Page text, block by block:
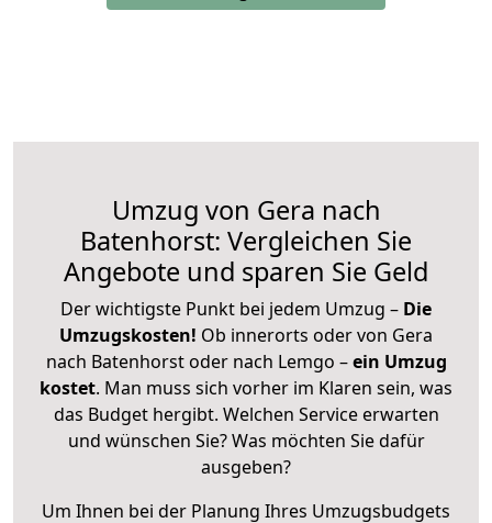
Umzug von Gera nach
Batenhorst: Vergleichen Sie
Angebote und sparen Sie Geld
Der wichtigste Punkt bei jedem Umzug – Die
Umzugskosten! Ob innerorts oder von Gera
nach Batenhorst oder nach Lemgo –ein Umzug
kostet. Man muss sich vorher im Klaren sein, was
das Budget hergibt. Welchen Service erwarten
und wünschen Sie? Was möchten Sie dafür
ausgeben?
Um Ihnen bei der Planung Ihres Umzugsbudgets